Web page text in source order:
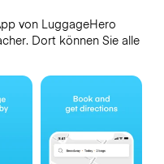
von LuggageHero
Dort können Sie alle